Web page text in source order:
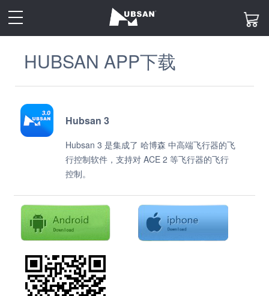
toggle
HUBSAN APP下载
Hubsan 3
Hubsan 3 是集成了 哈博森 中高端飞行器的飞
行控制软件，支持对 ACE 2 等飞行器的飞行
控制。